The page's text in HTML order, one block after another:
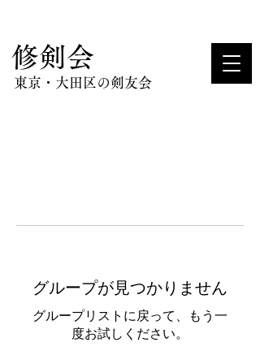
​修剣会
東京・大田区の剣友会
グループが見つかりません
グループリストに戻って、もう一
度お試しください。